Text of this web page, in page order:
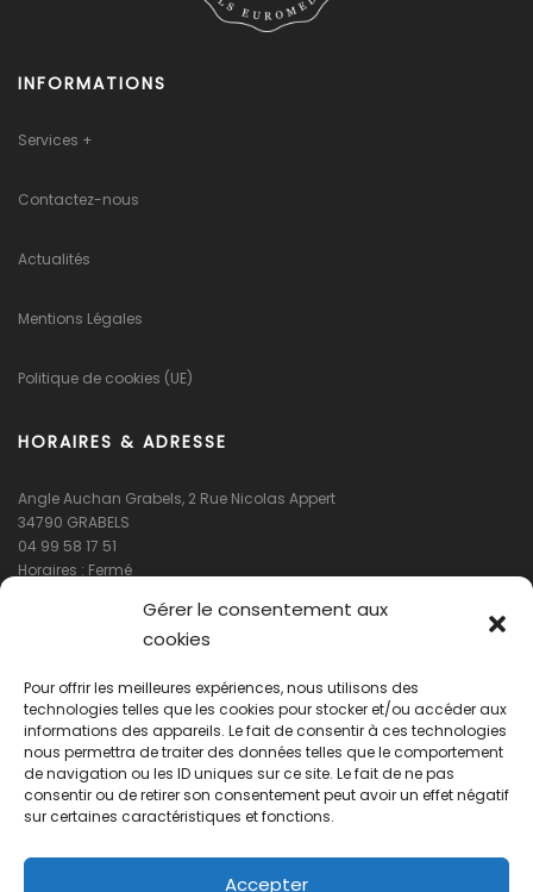
Gérer le consentement aux
cookies
Pour offrir les meilleures expériences, nous utilisons des
technologies telles que les cookies pour stocker et/ou accéder aux
informations des appareils. Le fait de consentir à ces technologies
nous permettra de traiter des données telles que le comportement
de navigation ou les ID uniques sur ce site. Le fait de ne pas
consentir ou de retirer son consentement peut avoir un effet négatif
sur certaines caractéristiques et fonctions.
Accepter
INFORMATIONS
Services +
Contactez-nous
Actualités
Mentions Légales
Politique de cookies (UE)
HORAIRES & ADRESSE
Angle Auchan Grabels, 2 Rue Nicolas Appert
34790 GRABELS
04 99 58 17 51
Horaires : Fermé
Cliquez pour accepter les cookies
marketing et activer ce contenu